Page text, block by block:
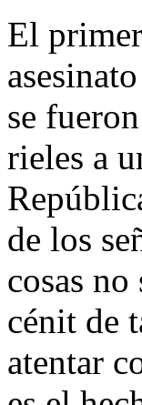
El
se
rieles a
de los
cosas
cénit de
atentar